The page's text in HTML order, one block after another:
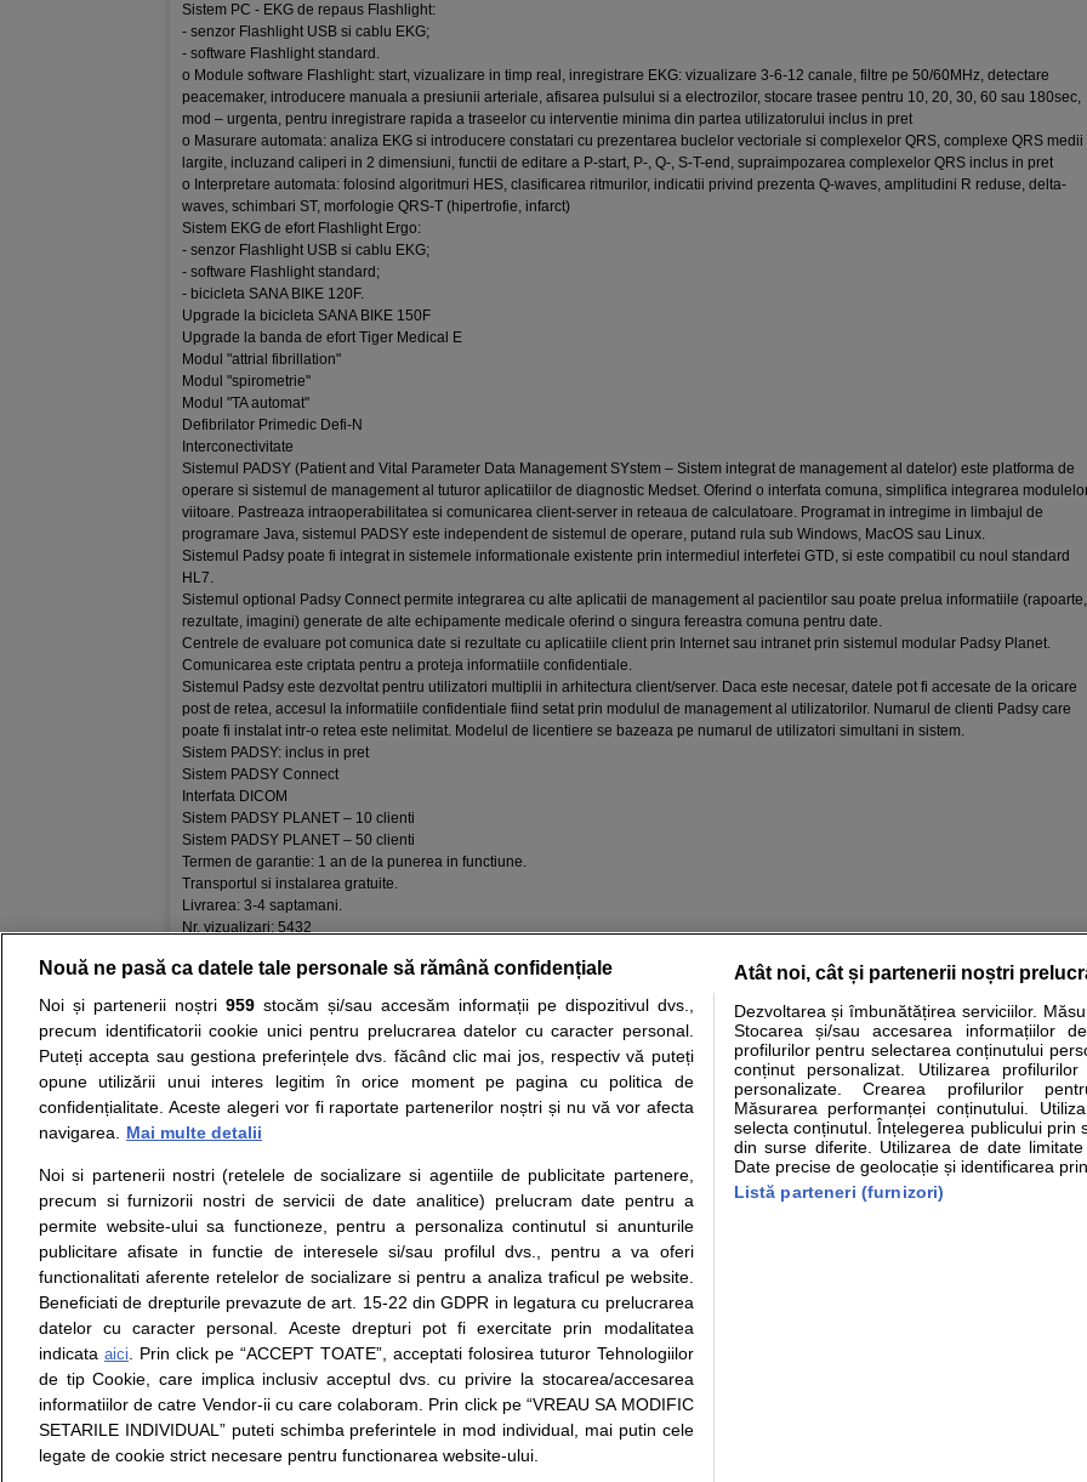
Sistem PC - EKG de repaus Flashlight:
- senzor Flashlight USB si cablu EKG;
- software Flashlight standard.
o Module software Flashlight: start, vizualizare in timp real, inregistrare EKG: vizualizare 3-6-12 canale, filtre pe 50/60MHz, detectare
peacemaker, introducere manuala a presiunii arteriale, afisarea pulsului si a electrozilor, stocare trasee pentru 10, 20, 30, 60 sau 180sec,
mod – urgenta, pentru inregistrare rapida a traseelor cu interventie minima din partea utilizatorului inclus in pret
o Masurare automata: analiza EKG si introducere constatari cu prezentarea buclelor vectoriale si complexelor QRS, complexe QRS medii
largite, incluzand caliperi in 2 dimensiuni, functii de editare a P-start, P-, Q-, S-T-end, supraimpozarea complexelor QRS inclus in pret
o Interpretare automata: folosind algoritmuri HES, clasificarea ritmurilor, indicatii privind prezenta Q-waves, amplitudini R reduse, delta-
waves, schimbari ST, morfologie QRS-T (hipertrofie, infarct)
Sistem EKG de efort Flashlight Ergo:
- senzor Flashlight USB si cablu EKG;
- software Flashlight standard;
- bicicleta SANA BIKE 120F.
Upgrade la bicicleta SANA BIKE 150F
Upgrade la banda de efort Tiger Medical E
Modul "attrial fibrillation"
Modul "spirometrie"
Modul "TA automat"
Defibrilator Primedic Defi-N
Interconectivitate
Sistemul PADSY (Patient and Vital Parameter Data Management SYstem – Sistem integrat de management al datelor) este platforma de
operare si sistemul de management al tuturor aplicatiilor de diagnostic Medset. Oferind o interfata comuna, simplifica integrarea
viitoare. Pastreaza intraoperabilitatea si comunicarea client-server in reteaua de calculatoare. Programat in intregime in limbajul de
programare Java, sistemul PADSY este independent de sistemul de operare, putand rula sub Windows, MacOS sau Linux.
Sistemul Padsy poate fi integrat in sistemele informationale existente prin intermediul interfetei GTD, si este compatibil cu noul standard
HL7.
Sistemul optional Padsy Connect permite integrarea cu alte aplicatii de management al pacientilor sau poate prelua informatiile (rapoarte,
rezultate, imagini) generate de alte echipamente medicale oferind o singura fereastra comuna pentru date.
Centrele de evaluare pot comunica date si rezultate cu aplicatiile client prin Internet sau intranet prin sistemul modular Padsy Planet.
Comunicarea este criptata pentru a proteja informatiile confidentiale.
Sistemul Padsy este dezvoltat pentru utilizatori multiplii in arhitectura client/server. Daca este necesar, datele pot fi accesate de la oricare
post de retea, accesul la informatiile confidentiale fiind setat prin modulul de management al utilizatorilor. Numarul de clienti Padsy care
poate fi instalat intr-o retea este nelimitat. Modelul de licentiere se bazeaza pe numarul de utilizatori simultani in sistem.
Sistem PADSY: inclus in pret
Sistem PADSY Connect
Interfata DICOM
Sistem PADSY PLANET – 10 clienti
Sistem PADSY PLANET – 50 clienti
Termen de garantie: 1 an de la punerea in functiune.
Transportul si instalarea gratuite.
Livrarea: 3-4 saptamani.
Nr. vizualizari: 5432
Resurse: Autoevaluare simptome Interpretare analize Specialitati medicale Boli si afectiuni Calculatoare
Opiniile avizate ale medicilor, sfaturile si orice alte informatii despre sanatate disponibile pe sfatulmedicului.ro au scop informativ si
nici diagnosticul stabilit in urma investigatiilor si analizelor medicale. Va sfatuim, ca pe langa informatia primita pe sfatulmedicului.ro
ii punem la dispozitie pentru programare in sistemul de programari la medic Clickmed.
Despre noi
Despre noi
Contact
Intrebari frecvente
Consultanti
medicali
Legal
Termeni si conditii
Politica de
confidentialitate
Politica de cookie
Modifica Setarile Cookie
Drepturile consumatorului
Protectia consumatorilor - ANPC
Solutionarea Alternativa a
Litigiilor
Info consumator: 0800.080.999
Formulare europene - CNAS
Ministerul Sanatatii - ANMDM
Parteneri
© Copyright © 2005 - 2026
SFATUL MEDICULUI.ro S.A, CUI: RO 38847631, J40/1995/2018, cu sediul in Bucuresti, Bulevardul Pierre de Coubertin, Office
Nouă ne pasă ca datele tale personale să rămână confidențiale
Noi și partenerii noștri 959stocăm și/sau accesăm informații pe dispozitivul dvs.,
precum identificatorii cookie unici pentru prelucrarea datelor cu caracter personal.
Puteți accepta sau gestiona preferințele dvs. făcând clic mai jos, respectiv vă puteți
opune utilizării unui interes legitim în orice moment pe pagina cu politica de
confidențialitate. Aceste alegeri vor fi raportate partenerilor noștri și nu vă vor afecta
navigarea.
Mai multe detalii
Noi si partenerii nostri (retelele de socializare si agentiile de publicitate partenere,
precum si furnizorii nostri de servicii de date analitice) prelucram date pentru a
permite website-ului sa functioneze, pentru a personaliza continutul si anunturile
publicitare afisate in functie de interesele si/sau profilul dvs., pentru a va oferi
functionalitati aferente retelelor de socializare si pentru a analiza traficul pe website.
Beneficiati de drepturile prevazute de art. 15-22 din GDPR in legatura cu prelucrarea
datelor cu caracter personal. Aceste drepturi pot fi exercitate prin modalitatea
indicata aici. Prin click pe “ACCEPT TOATE”, acceptati folosirea tuturor Tehnologiilor
de tip Cookie, care implica inclusiv acceptul dvs. cu privire la stocarea/accesarea
informatiilor de catre Vendor-ii cu care colaboram. Prin click pe “VREAU SA MODIFIC
SETARILE INDIVIDUAL” puteti schimba preferintele in mod individual, mai putin cele
legate de cookie strict necesare pentru functionarea website-ului.
Atât noi, cât și partenerii noștri
Dezvoltarea și îmbunătățirea serviciilor.
Stocarea și/sau accesarea informațiilor
profilurilor pentru selectarea conținutului
conținut personalizat. Utilizarea
personalizate. Crearea profilurilor
Măsurarea performanței conținutului.
selecta conținutul. Înțelegerea publicului prin
din surse diferite. Utilizarea de date
Date precise de geolocație și identificarea
Listă parteneri (furnizori)